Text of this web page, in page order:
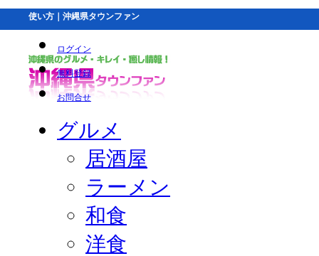
使い方｜沖縄県タウンファン
ログイン
無料登録
お問合せ
グルメ
居酒屋
ラーメン
和食
洋食